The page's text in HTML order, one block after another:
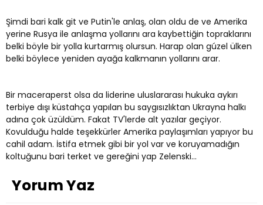
Şimdi bari kalk git ve Putin'le anlaş, olan oldu de ve Amerika
yerine Rusya ile anlaşma yollarını ara kaybettiğin topraklarını
belki böyle bir yolla kurtarmış olursun. Harap olan gúzel ülken
belki böylece yeniden ayağa kalkmanın yollarını arar.
Bir maceraperst olsa da liderine uluslararası hukuka aykırı
terbiye dışı küstahça yapılan bu saygısızlıktan Ukrayna halkı
adına çok üzüldüm. Fakat TV'lerde alt yazılar geçiyor.
Kovulduğu halde teşekkürler Amerika paylaşımları yapıyor bu
cahil adam. İstifa etmek gibi bir yol var ve koruyamadığın
koltuğunu bari terket ve gereğini yap Zelenski...
Yorum Yaz